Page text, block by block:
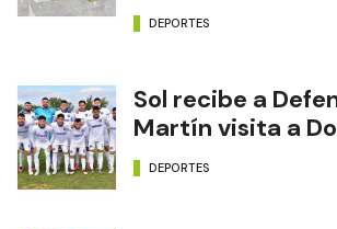
DEPORTES
Sol recibe a
Martín visita a
DEPORTES